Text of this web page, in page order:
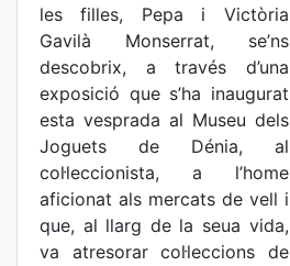
les filles, Pepa i Victòria
Gavilà Monserrat, se’ns
descobrix, a través d’una
exposició que s’ha inaugurat
esta vesprada al Museu dels
Joguets de Dénia, al
col·leccionista, a l’home
aficionat als mercats de vell i
que, al llarg de la seua vida,
va atresorar col·leccions de